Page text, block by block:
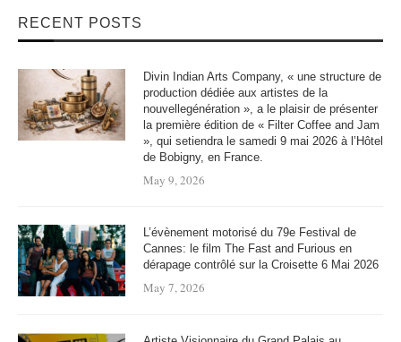
RECENT POSTS
Divin Indian Arts Company, « une structure de
production dédiée aux artistes de la
nouvellegénération », a le plaisir de présenter
la première édition de « Filter Coffee and Jam
», qui setiendra le samedi 9 mai 2026 à l’Hôtel
de Bobigny, en France.
May 9, 2026
L’évènement motorisé du 79e Festival de
Cannes: le film The Fast and Furious en
dérapage contrôlé sur la Croisette 6 Mai 2026
May 7, 2026